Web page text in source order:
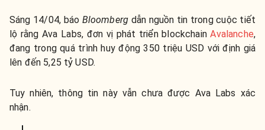
Sáng 14/04, báo Bloomberg dẫn nguồn tin trong cuộc tiết
lộ rằng Ava Labs, đơn vị phát triển blockchainAvalanche,
đang trong quá trình huy động 350 triệu USD với định giá
lên đến 5,25 tỷ USD.
Tuy nhiên, thông tin này vẫn chưa được Ava Labs xác
nhận.